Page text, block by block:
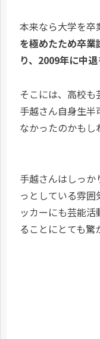
本来なら大学を卒
を極めたため卒
り、2009年に中退
そこには、高校も
手越さん自身生
なかったのかもし
手越さんはしっか
っとしている雰
ッカーにも芸能
ることにとても驚